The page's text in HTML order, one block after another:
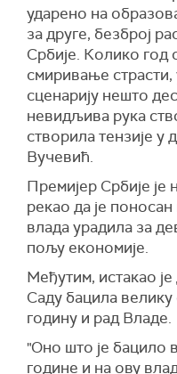
ударено на
задруге, безброј
Србије. Колико год
смиривање
сценарију нешто
невидљива рука
створила тензије у
Вучевић.
Премијер Србије
рекао да је
влада урадила за
пољу економије.
Међутим, истакао
Саду бацила
годину и рад Владе.
"Оно што је бацило
године и на ову